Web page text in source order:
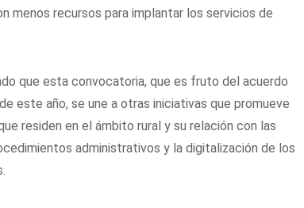
menos recursos para implantar los servicios de
que esta convocatoria, que es fruto del acuerdo
este año, se une a otras iniciativas que promueve
residen en el ámbito rural y su relación con las
administrativos y la digitalización de los